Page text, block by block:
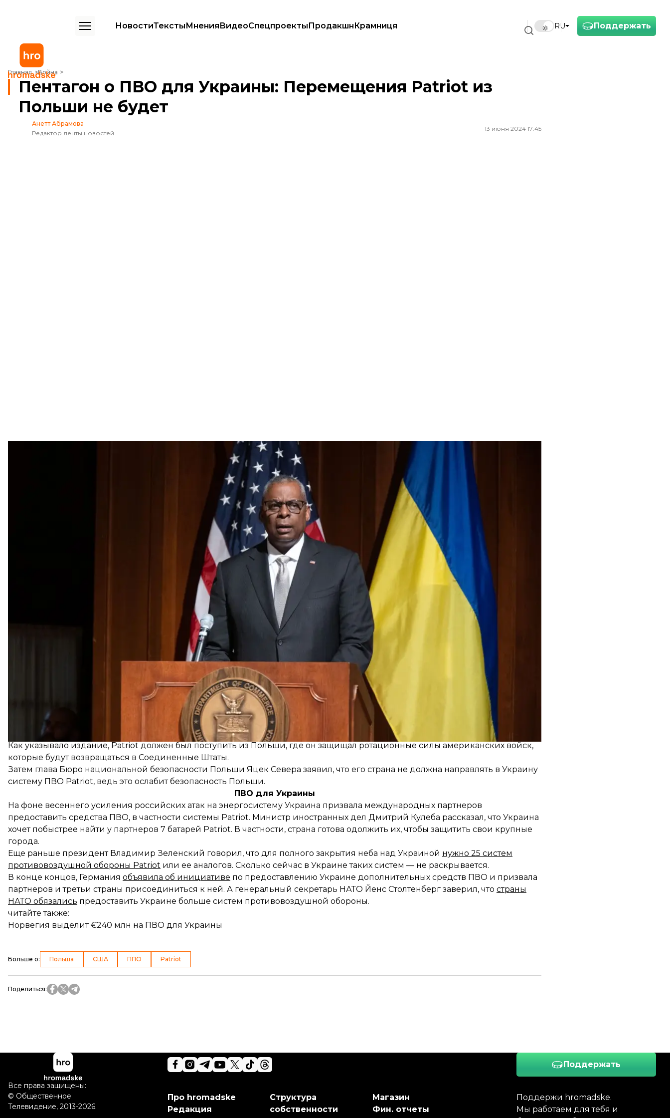
Поддержать
RU
НовостиТекстыМненияВидеоСпецпроектыПродакшнКрамниця
Главная Война
Пентагон о ПВО для Украины: Перемещения Patriot из Польши не будет
Пентагон о ПВО для Украины: Перемещения Patriot из
Польши не будет
Анетт Абрамова
Редактор ленты новостей
13 июня 2024 17:45
Министр обороны США Ллойд Остин. Иллюстративное фото
Офис президента
Соединенные Штаты объявили, что не намерены перемещать Patriot в Польше. Ранее СМИ писали, что Вашингтон
согласился передать Украине одну систему противовоздушной обороны с территории страны.
министр обороны США Ллойд Остин по итогам встречи в формате «Рамштайн» 13 июня.
«Я видел сообщение прессы. Что я хочу сказать: не будет изменений в нашем покрытии Patriot в Польше. Я знаю, что об этом
сообщают, но нет изменений в Польше. Чтобы дать Украине то, что нужно, мы работаем с другими, чтобы предоставить
Украине те возможности, в которых она нуждается», —
подчеркнул глава Пентагона.
Остин отметил, что ПВО для Украины является его приоритетом уже в течение месяцев. Он отметил, что американские
власти подчеркивают необходимость предоставления дополнительных систем, и это не только Patriot, это — NASAMS
и другие возможности. В то же время, по словам министра, сегодня у Вашингтона нет никаких объявлений о «пэтриотах».
Ранее New York Times со ссылкой на неназванных чиновников Белого дома и военных написало, что президент США Джо
Байден одобрил размещение второй ракетной системы Patriot
в Украине для усиления ее противовоздушной обороны.
Как указывало издание, Patriot должен был поступить из Польши, где он защищал ротационные силы американских войск,
которые будут возвращаться в Соединенные Штаты.
Затем глава Бюро национальной безопасности Польши Яцек Севера заявил, что его страна не должна направлять в Украину
систему ПВО Patriot, ведь это ослабит безопасность Польши.
ПВО для Украины
На фоне весеннего усиления российских атак на энергосистему Украина призвала международных партнеров
предоставить средства ПВО, в частности системы Patriot. Министр иностранных дел Дмитрий Кулеба рассказал, что Украина
хочет побыстрее найти у партнеров 7 батарей Patriot. В частности, страна готова одолжить их, чтобы защитить свои крупные
города.
Еще раньше президент Владимир Зеленский говорил, что для полного закрытия неба над Украиной нужно 25 систем
противовоздушной обороны Patriot или ее аналогов. Сколько сейчас в Украине таких систем — не раскрывается.
В конце концов, Германия объявила об инициативе по предоставлению Украине дополнительных средств ПВО и призвала
партнеров и третьи страны присоединиться к ней. А генеральный секретарь НАТО Йенс Столтенберг заверил, что страны
НАТО обязались предоставить Украине больше систем противовоздушной обороны.
читайте также:
Норвегия выделит €240 млн на ПВО для Украины
Больше о: Польша США ППО Patriot
Поделиться:
Поддержать
Поддержи hromadske.
Мы работаем для тебя и
Про hromadske
Редакция
Структура
собственности
Магазин
Фин. отчеты
Все права защищены:
© Общественное
Телевидение, 2013-2026.